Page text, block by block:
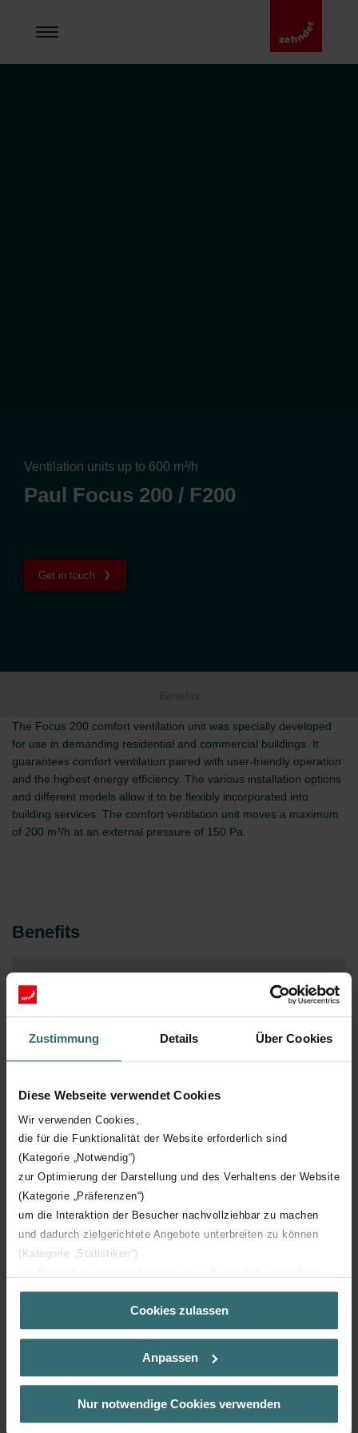
Zustimmung Details Über Cookies
Diese Webseite verwendet Cookies
Wir verwenden Cookies,
die für die Funktionalität der Website erforderlich sind
(Kategorie „Notwendig“)
zur Optimierung der Darstellung und des Verhaltens der Website
(Kategorie „Präferenzen“)
um die Interaktion der Besucher nachvollziehbar zu machen
und dadurch zielgerichtete Angebote unterbreiten zu können
(Kategorie „Statistiken“)
(Kategorie „Marketing“)
Über „Details zeigen“ bzw. die Datenschutzerklärung erhalten
Sie weitere Informationen. Durch die Auswahl der Kategorie
der Auswahl von „Statistiken“ willigen Sie ein, dass wir Ihren
Besuchsverlauf auf unserer Website verwenden, um Ihnen die
bestmögliche Nutzererfahrung zu ermöglichen und Ihnen
Cookies zulassen
Anpassen
Nur notwendige Cookies verwenden
Ventilation units up to 600 m³/h
Paul Focus 200 / F200
Get in touch
Benefits
The Focus 200 comfort ventilation unit was specially developed
for use in demanding residential and commercial buildings. It
guarantees comfort ventilation paired with user-friendly operation
and the highest energy efficiency. The various installation options
and different models allow it to be flexibly incorporated into
building services. The comfort ventilation unit moves a maximum
of 200 m³/h at an external pressure of 150 Pa.
Benefits
Passive house–certified heat output of 91%. Excellent
energy efficiency of 0.31 Wh/m³ thanks to EC radial
Frost protection function: Efficient even at low
temperatures
Filter replacement indicator
Fast, safe installation and maintenance
Time- or sensor-controlled automatic functions
Electrical and hot water reheater integration possible
Downloads